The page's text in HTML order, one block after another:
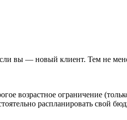
вы — новый клиент. Тем не
возрастное ограничение
распланировать свой